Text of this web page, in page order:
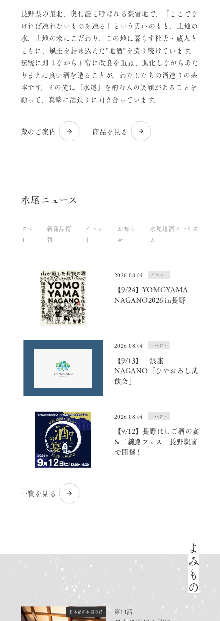
長野県の最北、奥信濃と呼ばれる豪雪地で、「ここでな
ければ造れないものを造る」という思いのもと、土地の
水、土地の米にこだわり、この地に暮らす杜氏・蔵人と
ともに、風土を詰め込んだ“地酒”を造り続けています。
伝統に則りながらも常に改良を重ね、進化しながらあた
りまえに良い酒を造ることが、わたしたちの酒造りの基
本です。その先に「水尾」を酌む人の笑顔があることを
願って、真摯に酒造りに向き合っています。
蔵のご案内 商品を見る
水尾ニュース
すべ
て
新商品情
報
イベン
ト
お知ら
せ
水尾地酒ツーリズ
ム
2026.08.04 イベント
【9/24】YOMOYAMA
NAGANO2026 in長野
2026.08.04 イベント
【9/13】 銀座
NAGANO「ひやおろし試
飲会」
2026.08.04 イベント
【9/12】長野はしご酒の宴
&二線路フェス 長野駅前
で開催！
一覧を見る
よみもの
日本酒の本当の話 第11話